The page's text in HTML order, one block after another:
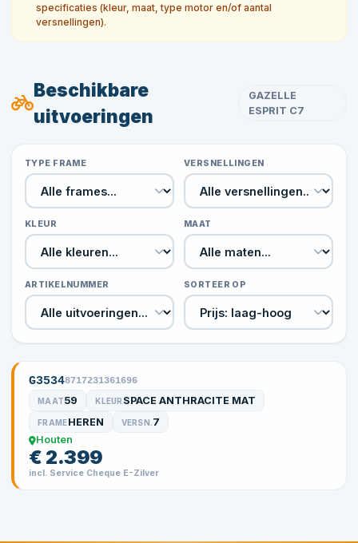
specificaties (kleur, maat, type motor en/of aantal
versnellingen).
Beschikbare
uitvoeringen
GAZELLE
ESPRIT C7
TYPE FRAME VERSNELLINGEN
KLEUR MAAT
ARTIKELNUMMER SORTEER OP
G35348717231361696
MAAT59 KLEUR SPACE ANTHRACITE MAT
FRAMEHEREN VERSN. 7
Houten
€ 2.399
incl. Service Cheque E-Zilver